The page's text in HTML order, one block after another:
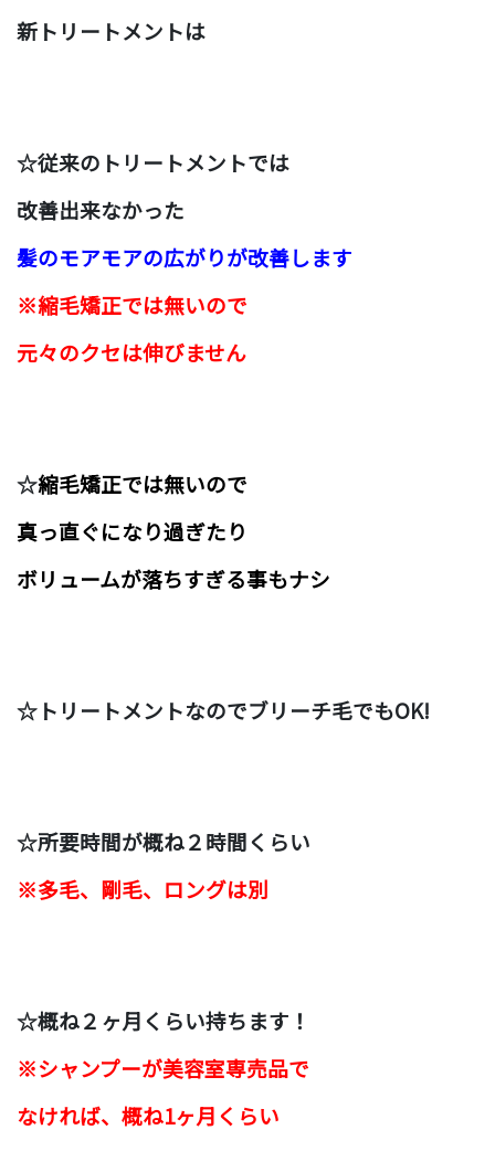
新トリートメントは
☆従来のトリートメントでは
改善出来なかった
髪のモアモアの広がりが改善します
※縮毛矯正では無いので
元々のクセは伸びません
☆縮毛矯正では無いので
真っ直ぐになり過ぎたり
ボリュームが落ちすぎる事もナシ
☆トリートメントなのでブリーチ毛でもOK!
☆所要時間が概ね２時間くらい
※多毛、剛毛、ロングは別
☆概ね２ヶ月くらい持ちます！
※シャンプーが美容室専売品で
なければ、概ね1ヶ月くらい